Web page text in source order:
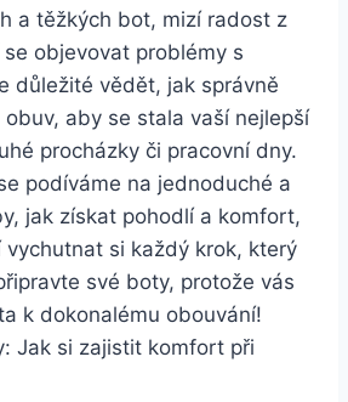
a těžkých bot, mizí ⁢radost z
objevovat problémy s
důležité vědět, jak správně
aby se stala vaší nejlepší
procházky či pracovní⁢ dny.⁢
podíváme na jednoduché a
jak získat pohodlí a ‍komfort,
vychutnat si každý krok, který
své boty, protože vás
k dokonalému obouvání!